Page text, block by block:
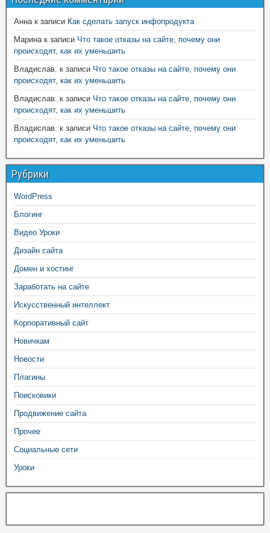
Аннак записи Как сделать запуск инфопродукта
Маринак записи Что такое отказы на сайте, почему они
происходят, как их уменьшить
Владислав. к записи Что такое отказы на сайте, почему они
происходят, как их уменьшить
Владислав. к записи Что такое отказы на сайте, почему они
происходят, как их уменьшить
Владислав. к записи Что такое отказы на сайте, почему они
происходят, как их уменьшить
Рубрики
WordPress
Блогинг
Видео Уроки
Дизайн сайта
Домен и хостинг
Заработать на сайте
Искусственный интеллект
Корпоративный сайт
Новичкам
Новости
Плагины
Поисковики
Продвижение сайта
Прочее
Социальные сети
Уроки